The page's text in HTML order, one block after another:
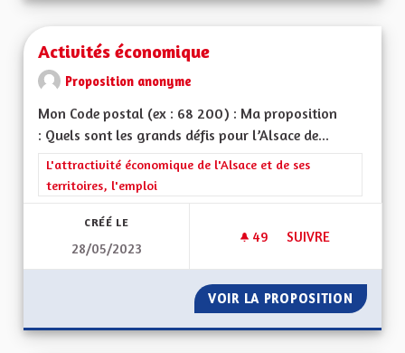
Activités économique
Proposition anonyme
Mon Code postal (ex : 68 200) : Ma proposition
: Quels sont les grands défis pour l’Alsace de...
Filtrer les résultats de la catégorie : L'attractivité
L'attractivité économique de l'Alsace et de ses
territoires, l'emploi
CRÉÉ LE
28/05/2023
49 49 ABONNÉS
SUIVRE
VOIR LA PROPOSITION